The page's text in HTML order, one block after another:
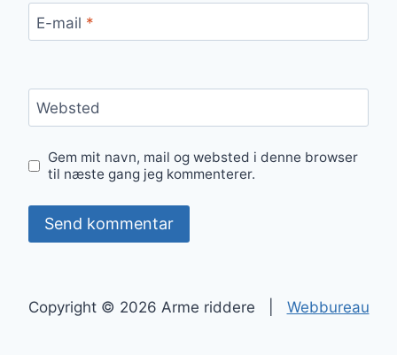
E-mail *
Websted
Gem mit navn, mail og websted i denne browser
til næste gang jeg kommenterer.
Copyright © 2026 Arme riddere | Webbureau